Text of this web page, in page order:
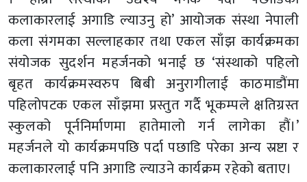
कलाकारलाई अगाडि ल्याउनु हो’ आयोजक संस्था नेपाली
कला संगमका सल्लाहकार तथा एकल साँझ कार्यक्रमका
संयोजक सुदर्शन महर्जनको भनाई छ ‘संस्थाको पहिलो
बृहत कार्यक्रमस्वरुप बिबी अनुरागीलाई काठमाडौंमा
पहिलोपटक एकल साँझमा प्रस्तुत गर्दै भूकम्पले क्षतिग्रस्त
स्कुलको पूर्ननिर्माणमा हातेमालो गर्न लागेका हौं।’
महर्जनले यो कार्यक्रमपछि पर्दा पछाडि परेका अन्य स्रष्टा र
कलाकारलाई पनि अगाडि ल्याउने कार्यक्रम रहेको बताए।